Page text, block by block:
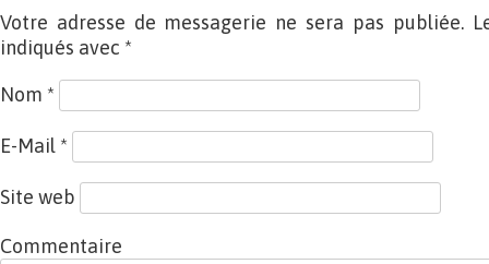
Votre adresse de messagerie ne sera pas publiée.
indiqués avec *
Nom *
E-Mail *
Site web
Commentaire